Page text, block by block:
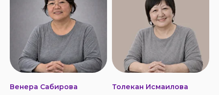
Венера Сабирова Толекан Исмаилова